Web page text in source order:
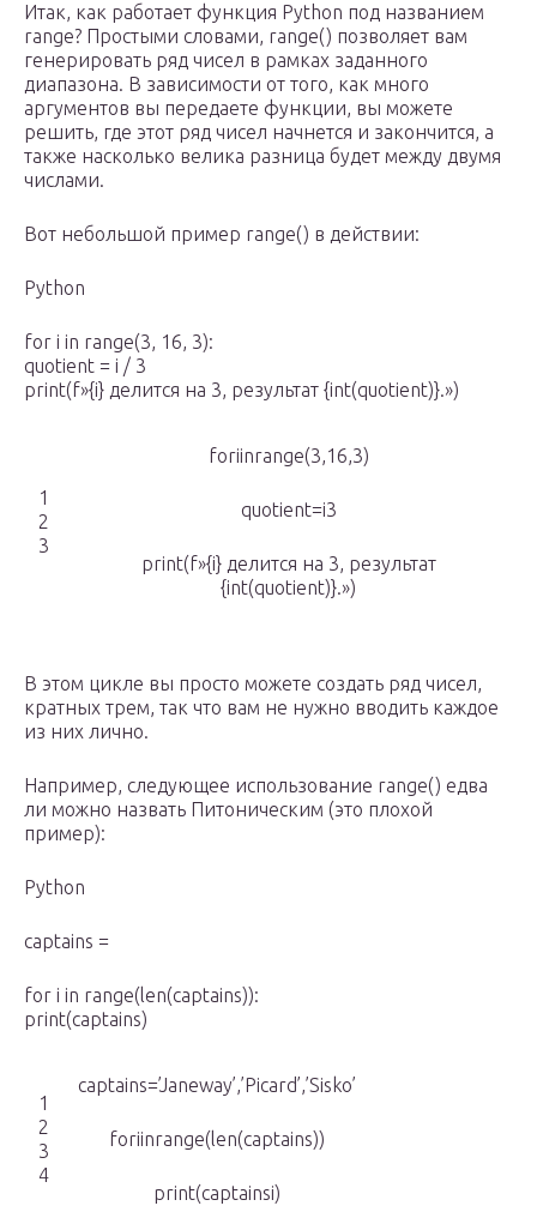
Итак, как работает функция Python под названием
range? Простыми словами, range() позволяет вам
генерировать ряд чисел в рамках заданного
диапазона. В зависимости от того, как много
аргументов вы передаете функции, вы можете
решить, где этот ряд чисел начнется и закончится, а
также насколько велика разница будет между двумя
числами.
Вот небольшой пример range() в действии:
Python
for i in range(3, 16, 3):
quotient = i / 3
print(f»{i} делится на 3, результат {int(quotient)}.»)
1
2
3
foriinrange(3,16,3)
quotient=i3
print(f»{i} делится на 3, результат
{int(quotient)}.»)
В этом цикле вы просто можете создать ряд чисел,
кратных трем, так что вам не нужно вводить каждое
из них лично.
Например, следующее использование range() едва
ли можно назвать Питоническим (это плохой
пример):
Python
captains =
for i in range(len(captains)):
print(captains)
1
2
3
4
captains=’Janeway’,’Picard’,’Sisko’
foriinrange(len(captains))
print(captainsi)